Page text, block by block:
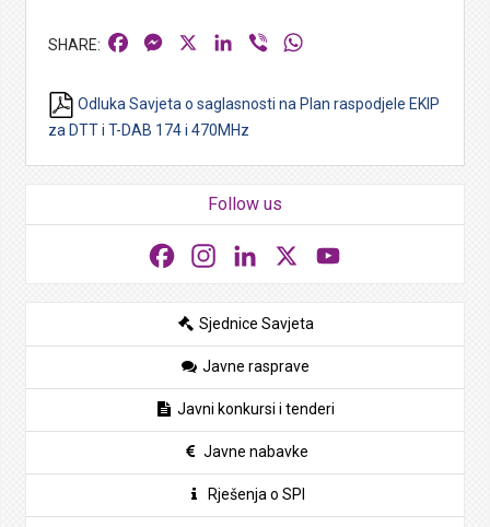
FacebookMessengerLinkedIn
Viber
Odluka Savjeta o saglasnosti na Plan raspodjele EKIP
za DTT i T-DAB 174 i 470MHz
Follow us
FacebookInstagramLinkedIn
Sjednice Savjeta
Javne rasprave
Javni konkursi i tenderi
Javne nabavke
Rješenja o SPI